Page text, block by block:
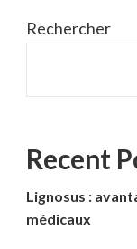
Rechercher
Recent
Lignosus :
médicaux